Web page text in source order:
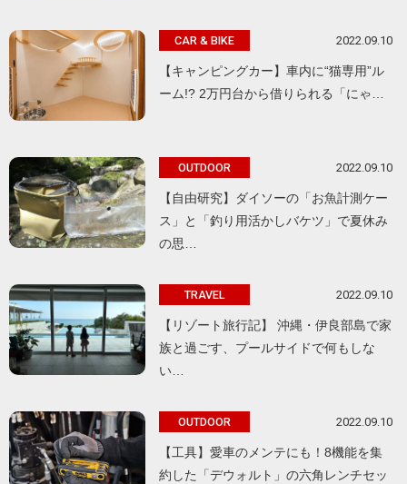
CAR & BIKE 2022.09.10
【キャンピングカー】車内に“猫専用”ル
ーム!? 2万円台から借りられる「にゃ…
OUTDOOR 2022.09.10
【自由研究】ダイソーの「お魚計測ケー
ス」と「釣り用活かしバケツ」で夏休み
の思…
TRAVEL 2022.09.10
【リゾート旅行記】 沖縄・伊良部島で家
族と過ごす、プールサイドで何もしな
い…
OUTDOOR 2022.09.10
【工具】愛車のメンテにも！8機能を集
約した「デウォルト」の六角レンチセッ